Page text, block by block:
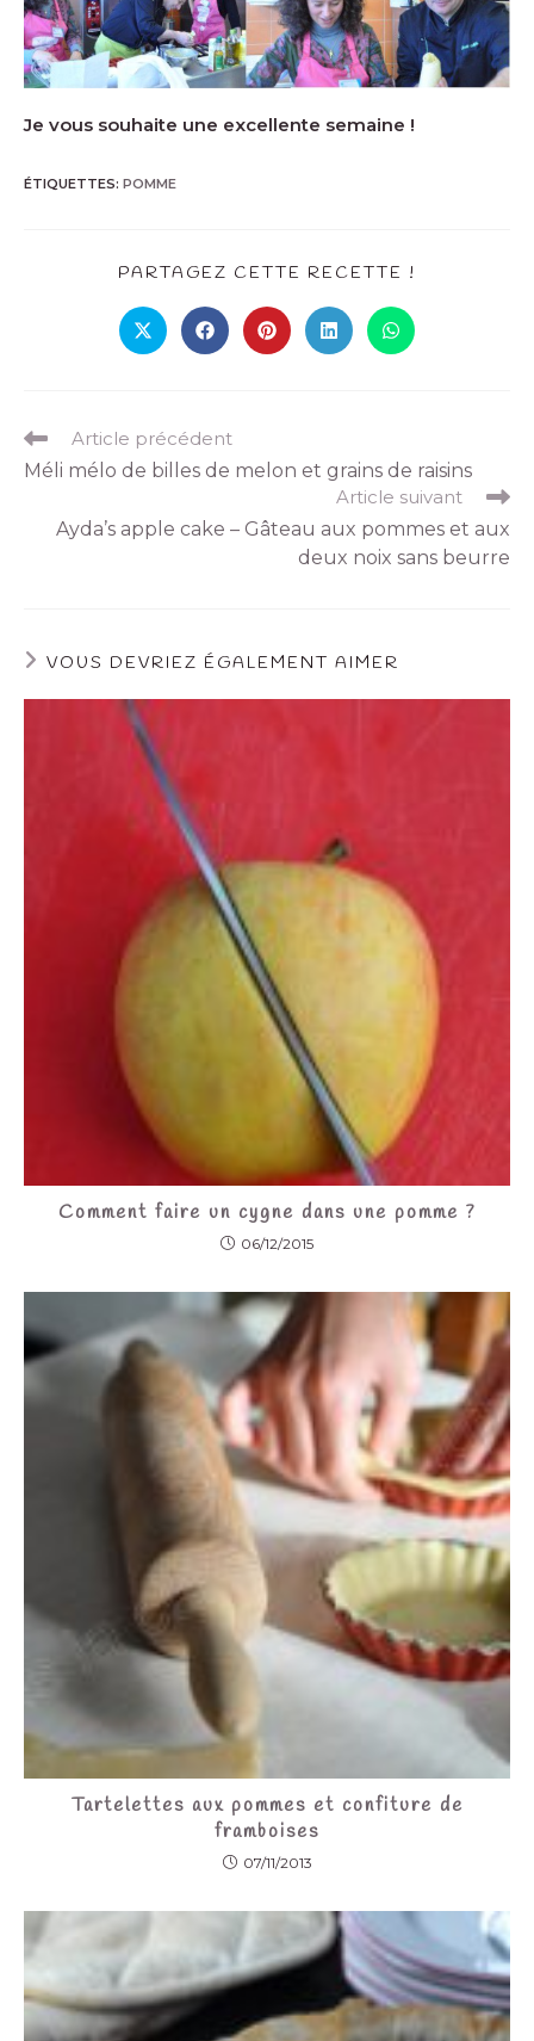
Je vous souhaite une excellente semaine !
ÉTIQUETTES: POMME
PARTAGEZ CETTE RECETTE !
Article précédent
Méli mélo de billes de melon et grains de raisins
Article suivant
Ayda’s apple cake – Gâteau aux pommes et aux
deux noix sans beurre
VOUS DEVRIEZ ÉGALEMENT AIMER
Comment faire un cygne dans une pomme ?
06/12/2015
Tartelettes aux pommes et confiture de
framboises
07/11/2013